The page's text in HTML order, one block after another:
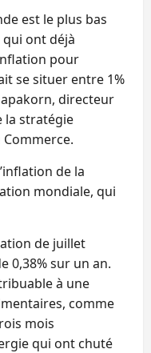
est le plus bas
qui ont déjà
pour
se situer entre 1%
directeur
la stratégie
de la
mondiale, qui
de juillet
0,38% sur un an.
à une
comme
mois
qui ont chuté